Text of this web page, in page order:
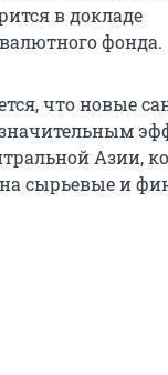
в докладе
фонда.
что новые
Азии,
сырьевые и